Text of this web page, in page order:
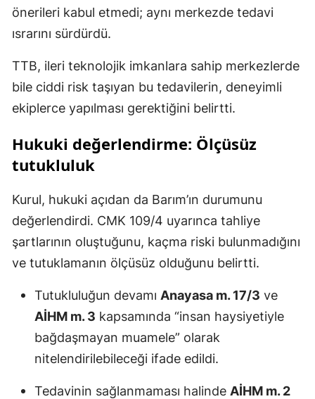
önerileri kabul etmedi; aynı merkezde tedavi
ısrarını sürdürdü.
TTB, ileri teknolojik imkanlara sahip merkezlerde
bile ciddi risk taşıyan bu tedavilerin, deneyimli
ekiplerce yapılması gerektiğini belirtti.
Hukuki değerlendirme: Ölçüsüz
tutukluluk
Kurul, hukuki açıdan da Barım’ın durumunu
değerlendirdi. CMK 109/4 uyarınca tahliye
şartlarının oluştuğunu, kaçma riski bulunmadığını
ve tutuklamanın ölçüsüz olduğunu belirtti.
Tutukluluğun devamı Anayasa m. 17/3 ve
AİHM m. 3 kapsamında “insan haysiyetiyle
bağdaşmayan muamele” olarak
nitelendirilebileceği ifade edildi.
Tedavinin sağlanmaması halinde AİHM m. 2